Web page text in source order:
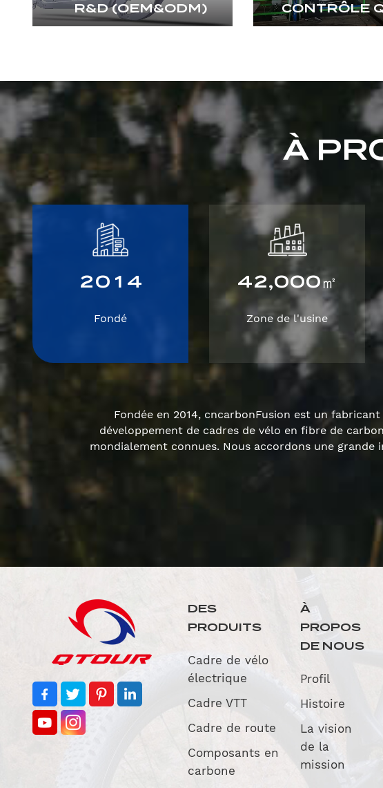
R&D (OEM&ODM)
CONTRÔLE
À
20 1 4
Fondé
42,000㎡
Zone de l'usine
Fondée en 2014, cncarbonFusion est un
développement de cadres de vélo en fibre de
mondialement connues. Nous accordons une
DES
PRODUITS
Cadre de vélo
électrique
Cadre VTT
Cadre de route
Composants en
carbone
À
PROPOS
DE NOUS
Profil
Histoire
La vision
de la
mission